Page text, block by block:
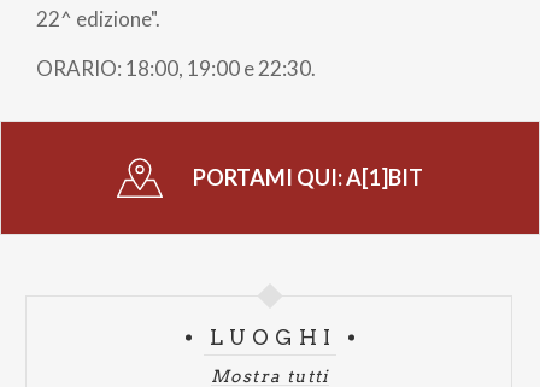
22^ edizione".
ORARIO: 18:00, 19:00 e 22:30.
PORTAMI QUI:A[1]BIT
LUOGHI
Mostra tutti